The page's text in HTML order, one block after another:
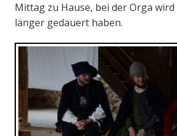
Mittag zu Hause, bei der Orga wird
länger gedauert haben.